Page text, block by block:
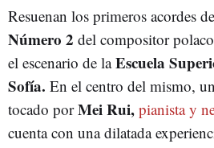
Resuenan los primeros acordes
Número 2 del compositor polaco
el escenario de laEscuela
Sofía. En el centro del mismo,
tocado porMei Rui, pianista y
cuenta con una dilatada